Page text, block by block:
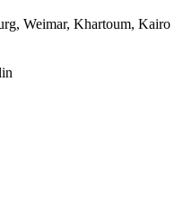
Weimar, Khartoum, Kairo